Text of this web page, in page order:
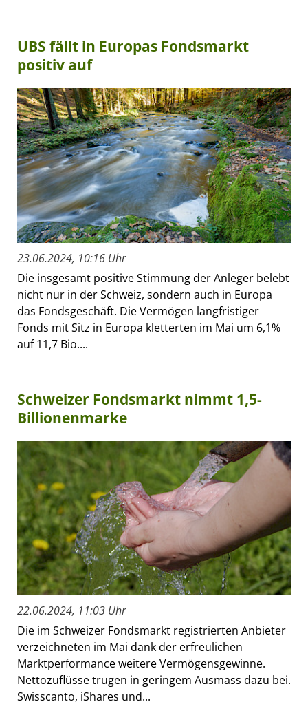
UBS fällt in Europas Fondsmarkt
positiv auf
23.06.2024, 10:16 Uhr
Die insgesamt positive Stimmung der Anleger belebt
nicht nur in der Schweiz, sondern auch in Europa
das Fondsgeschäft. Die Vermögen langfristiger
Fonds mit Sitz in Europa kletterten im Mai um 6,1%
auf 11,7 Bio....
Schweizer Fondsmarkt nimmt 1,5-
Billionenmarke
22.06.2024, 11:03 Uhr
Die im Schweizer Fondsmarkt registrierten Anbieter
verzeichneten im Mai dank der erfreulichen
Marktperformance weitere Vermögensgewinne.
Nettozuflüsse trugen in geringem Ausmass dazu bei.
Swisscanto, iShares und...